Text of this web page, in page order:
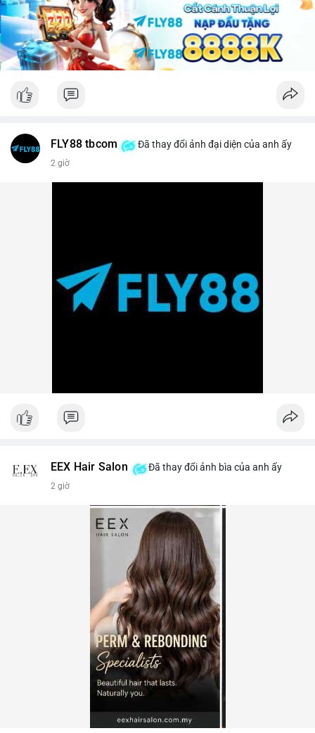
lời ngắn hạn sẽ gia tăng.
Lời khuyên: Nhà đầu tư nhỏ lẻ nên theo dõi sát các khối xác
nhận tiếp theo của TxID này. Nếu BTC được chuyển tiếp lên
sàn trong vòng 24 giờ, hãy thận trọng với nhịp điều chỉnh.
cố cho xu hướng tăng trung hạn.
FLY88 tbcom Đã thay đổi ảnh đại diện của anh ấy
2 giờ
EEX Hair Salon Đã thay đổi ảnh bìa của anh ấy
2 giờ